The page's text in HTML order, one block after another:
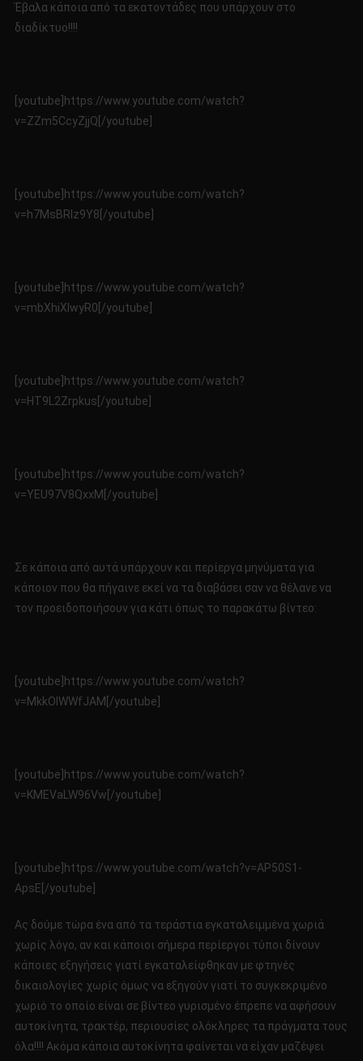
Έβαλα κάποια από τα εκατοντάδες που υπάρχουν στο
διαδίκτυο!!!!
[youtube]https://www.youtube.com/watch?
v=ZZm5CcyZjjQ[/youtube]
[youtube]https://www.youtube.com/watch?
v=h7MsBRlz9Y8[/youtube]
[youtube]https://www.youtube.com/watch?
v=mbXhiXIwyR0[/youtube]
[youtube]https://www.youtube.com/watch?
v=HT9L2Zrpkus[/youtube]
[youtube]https://www.youtube.com/watch?
v=YEU97V8QxxM[/youtube]
Σε κάποια από αυτά υπάρχουν και περίεργα μηνύματα για
κάποιον που θα πήγαινε εκεί να τα διαβάσει σαν να θέλανε να
τον προειδοποιήσουν για κάτι όπως το παρακάτω βίντεο:
[youtube]https://www.youtube.com/watch?
v=MkkOlWWfJAM[/youtube]
[youtube]https://www.youtube.com/watch?
v=KMEVaLW96Vw[/youtube]
[youtube]https://www.youtube.com/watch?v=AP50S1-
ApsE[/youtube]
Ας δούμε τώρα ένα από τα τεράστια εγκαταλειμμένα χωριά
χωρίς λόγο, αν και κάποιοι σήμερα περίεργοι τύποι δίνουν
κάποιες εξηγήσεις γιατί εγκαταλείφθηκαν με φτηνές
δικαιολογίες χωρίς όμως να εξηγούν γιατί το συγκεκριμένο
χωριό το οποίο είναι σε βίντεο γυρισμένο έπρεπε να αφήσουν
αυτοκίνητα, τρακτέρ, περιουσίες ολόκληρες τα πράγματα τους
όλα!!!! Ακόμα κάποια αυτοκίνητα φαίνεται να είχαν μαζέψει